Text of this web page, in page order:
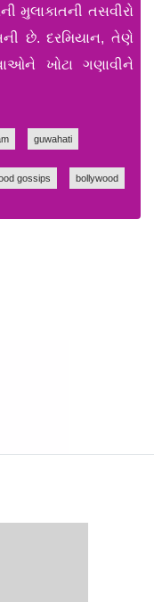
મુલાકાતની તસવીરો
છે. દરમિયાન, તેણે
ખોટા ગણાવીને
guwahati
gossips bollywood